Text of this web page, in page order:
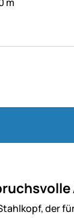
der